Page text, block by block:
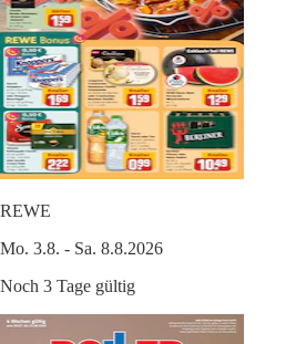
REWE
Mo. 3.8. - Sa. 8.8.2026
Noch 3 Tage gültig